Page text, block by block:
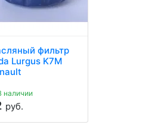
фильтр
Lurgus K7M
наличии
руб.